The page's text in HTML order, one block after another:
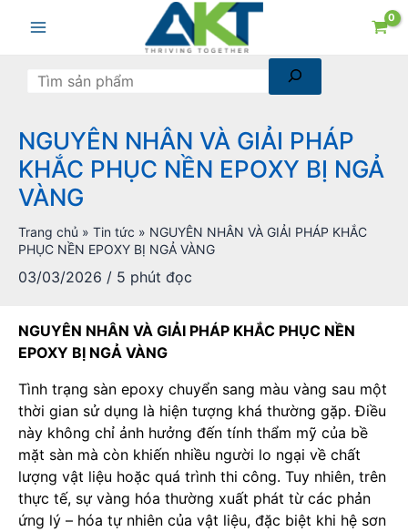
Main
kiếm
NGUYÊN NHÂN VÀ GIẢI PHÁP
KHẮC PHỤC NỀN EPOXY BỊ NGẢ
VÀNG
Trang chủ » Tin tức » NGUYÊN NHÂN VÀ GIẢI PHÁP KHẮC
PHỤC NỀN EPOXY BỊ NGẢ VÀNG
03/03/2026 / 5 phút đọc
NGUYÊN NHÂN VÀ GIẢI PHÁP KHẮC PHỤC NỀN
EPOXY BỊ NGẢ VÀNG
Tình trạng sàn epoxy chuyển sang màu vàng sau một
thời gian sử dụng là hiện tượng khá thường gặp. Điều
này không chỉ ảnh hưởng đến tính thẩm mỹ của bề
mặt sàn mà còn khiến nhiều người lo ngại về chất
lượng vật liệu hoặc quá trình thi công. Tuy nhiên, trên
thực tế, sự vàng hóa thường xuất phát từ các phản
ứng lý – hóa tự nhiên của vật liệu, đặc biệt khi hệ sơn